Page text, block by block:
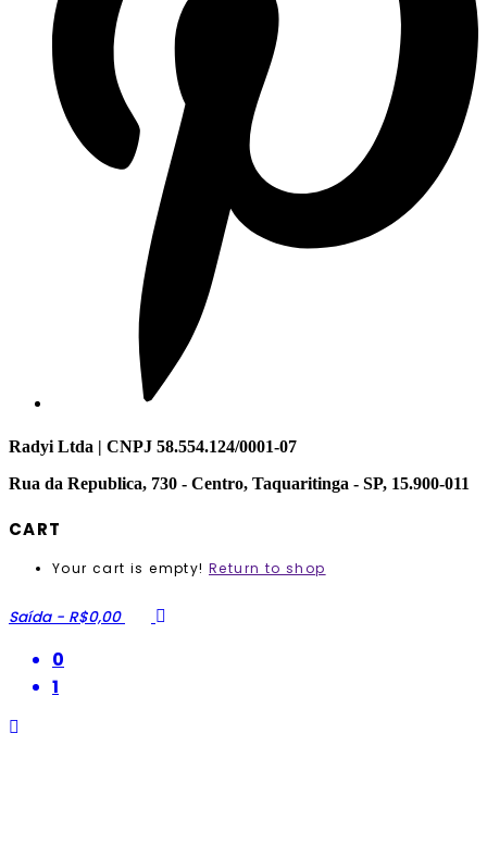
Radyi Ltda | CNPJ 58.554.124/0001-07
Rua da Republica, 730 - Centro, Taquaritinga - SP, 15.900-011
CART
Your cart is empty! Return to shop
Saída - R$0,00
0
1